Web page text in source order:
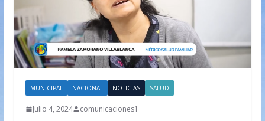
MUNICIPAL NACIONAL NOTICIAS SALUD
Julio 4, 2024 comunicaciones1